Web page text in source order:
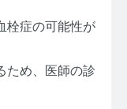
栓症の可能性が
ため、医師の診